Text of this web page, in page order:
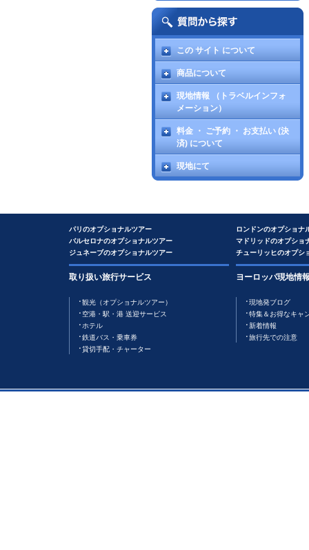
この サイト について
商品について
現地情報 （トラベルインフォ
メーション）
料金 ・ ご予約 ・ お支払い (決
済) について
現地にて
パリのオプショナルツアー
バルセロナのオプショナルツアー
ジュネーブのオプショナルツアー
ロンドンのオプショナ
マドリッドのオプショ
チューリッヒのオプシ
取り扱い旅行サービス
観光（オプショナルツアー）
空港・駅・港 送迎サービス
ホテル
鉄道バス・乗車券
貸切手配・チャーター
ヨーロッパ現地情
現地発ブログ
特集＆お得なキャ
新着情報
旅行先での注意